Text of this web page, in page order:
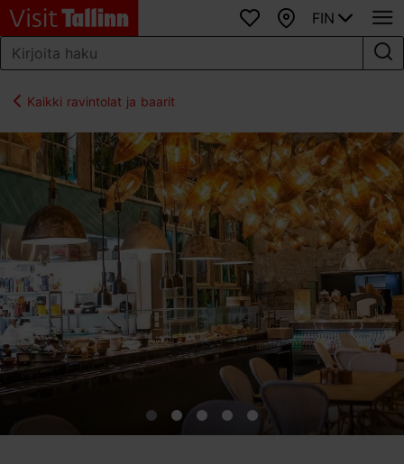
SuosikitKartta
FIN
Kaikki ravintolat ja baarit